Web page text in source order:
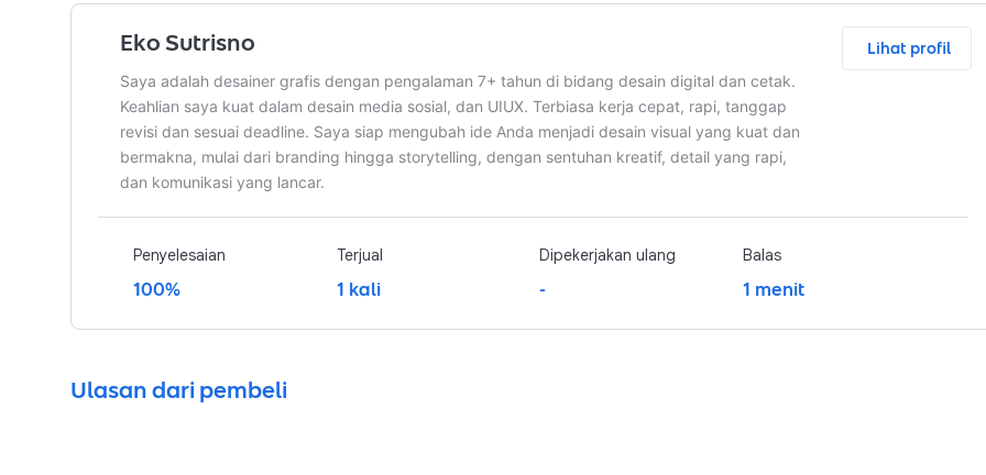
Eko Sutrisno
Saya adalah desainer grafis dengan pengalaman 7+ tahun di bidang desain digital dan cetak.
Keahlian saya kuat dalam desain media sosial, dan UIUX. Terbiasa kerja cepat, rapi, tanggap
revisi dan sesuai deadline. Saya siap mengubah ide Anda menjadi desain visual yang kuat dan
bermakna, mulai dari branding hingga storytelling, dengan sentuhan kreatif, detail yang rapi,
dan komunikasi yang lancar.
Lihat profil
Penyelesaian
100%
Terjual
1 kali
Dipekerjakan ulang
-
Balas
1 menit
Ulasan dari pembeli